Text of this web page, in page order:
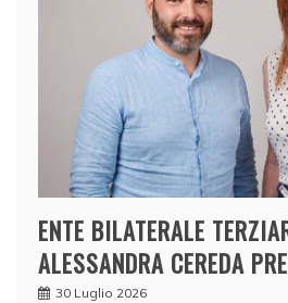
ENTE BILATERALE
ALESSANDRA CEREDA
30 Luglio 2026